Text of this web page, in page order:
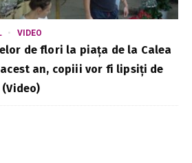
VIDEO
de flori la piața de la Calea
an, copiii vor fi lipsiți de